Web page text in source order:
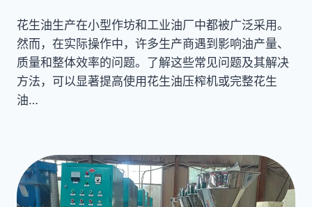
花生油生产在小型作坊和工业油厂中都被广泛采用。
然而，在实际操作中，许多生产商遇到影响油产量、
质量和整体效率的问题。了解这些常见问题及其解决
方法，可以显著提高使用花生油压榨机或完整花生
油…